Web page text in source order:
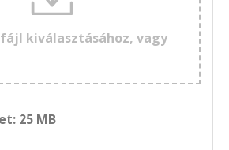
kiválasztásához, vagy
25 MB